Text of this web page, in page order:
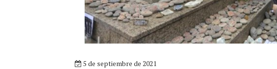
5 de septiembre de 2021